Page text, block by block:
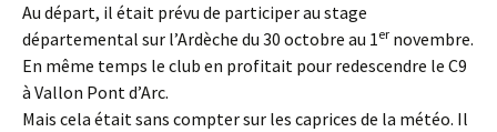
Au départ, il était prévu de participer au stage
départemental sur l’Ardèche du 30 octobre au 1er novembre.
En même temps le club en profitait pour redescendre le C9
à Vallon Pont d’Arc.
Mais cela était sans compter sur les caprices de la météo. Il